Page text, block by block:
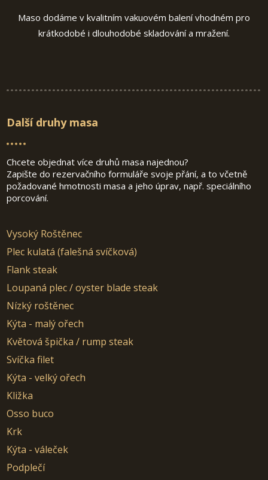
Maso dodáme v kvalitním vakuovém balení vhodném pro
krátkodobé i dlouhodobé skladování a mražení.
Další druhy masa
Chcete objednat více druhů masa najednou?
Zapište do rezervačního formuláře svoje přání, a to včetně
požadované hmotnosti masa a jeho úprav, např. speciálního
porcování.
Vysoký Roštěnec
Plec kulatá (falešná svíčková)
Flank steak
Loupaná plec / oyster blade steak
Nízký roštěnec
Kýta - malý ořech
Květová špička / rump steak
Svíčka filet
Kýta - velký ořech
Kližka
Osso buco
Krk
Kýta - váleček
Podplečí